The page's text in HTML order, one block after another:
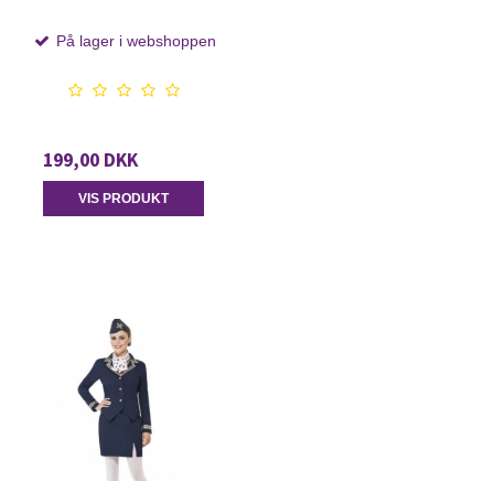
På lager i webshoppen
199,00 DKK
VIS PRODUKT